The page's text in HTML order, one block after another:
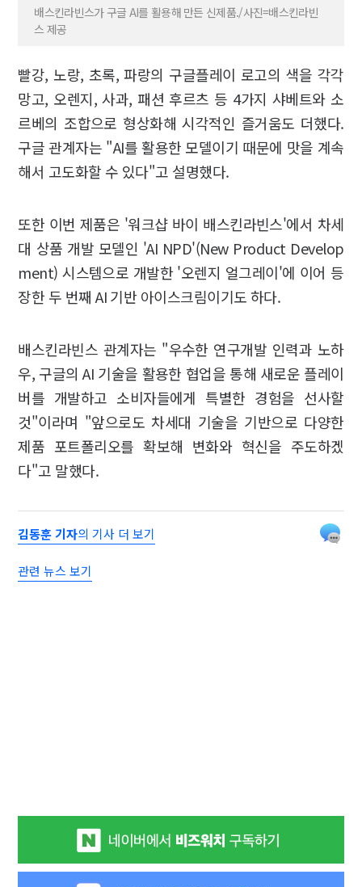
배스킨라빈스가 구글 AI를 활용해 만든 신제품./사진=배스킨라빈
스 제공
빨강, 노랑, 초록, 파랑의 구글플레이 로고의 색을 각각
망고, 오렌지, 사과, 패션 후르츠 등 4가지 샤베트와 소
르베의 조합으로 형상화해 시각적인 즐거움도 더했다.
구글 관계자는 "AI를 활용한 모델이기 때문에 맛을 계속
해서 고도화할 수 있다"고 설명했다.
또한 이번 제품은 '워크샵 바이 배스킨라빈스'에서 차세
대 상품 개발 모델인 'AI NPD'(New Product Develop
ment) 시스템으로 개발한 '오렌지 얼그레이'에 이어 등
장한 두 번째 AI 기반 아이스크림이기도 하다.
배스킨라빈스 관계자는 "우수한 연구개발 인력과 노하
우, 구글의 AI 기술을 활용한 협업을 통해 새로운 플레이
버를 개발하고 소비자들에게 특별한 경험을 선사할
것"이라며 "앞으로도 차세대 기술을 기반으로 다양한
제품 포트폴리오를 확보해 변화와 혁신을 주도하겠
다"고 말했다.
김동훈 기자의 기사 더 보기
관련 뉴스 보기